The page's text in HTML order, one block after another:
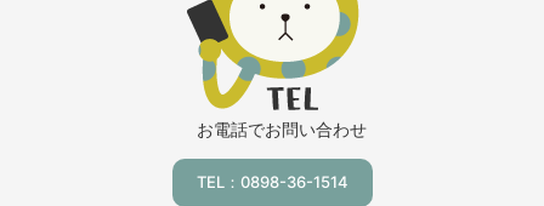
お電話でお問い合わせ
TEL：0898-36-1514